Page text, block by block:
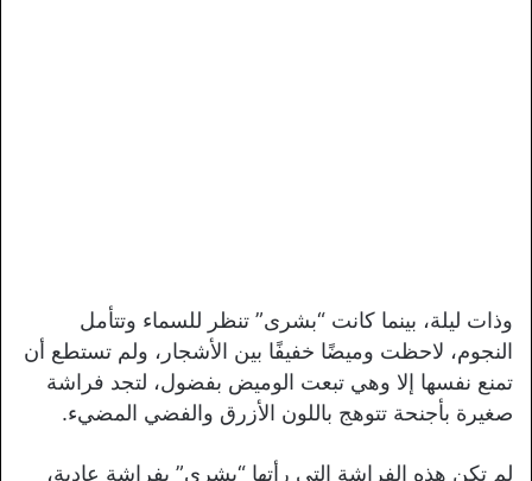
وذات ليلة، بينما كانت “بشرى” تنظر للسماء وتتأمل
النجوم، لاحظت وميضًا خفيفًا بين الأشجار، ولم تستطع أن
تمنع نفسها إلا وهي تبعت الوميض بفضول، لتجد فراشة
صغيرة بأجنحة تتوهج باللون الأزرق والفضي المضيء.
لم تكن هذه الفراشة التي رأتها “بشرى” بفراشة عادية،